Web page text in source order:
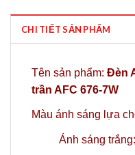
CHI TIẾT SẢN PHẨM
Tên sản phẩm: Đèn
trần AFC 676-7W
Màu ánh sáng lựa
Ánh sáng